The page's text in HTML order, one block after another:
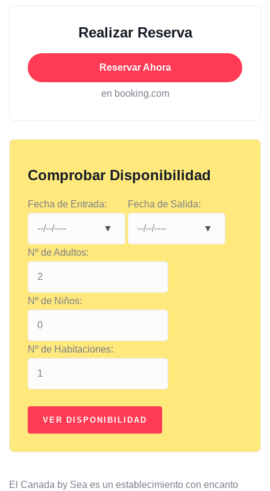
Realizar Reserva
Reservar Ahora
en booking.com
Comprobar Disponibilidad
Fecha de Entrada: Fecha de Salida:
Nº de Adultos:
Nº de Niños:
Nº de Habitaciones:
El Canada by Sea es un establecimiento con encanto